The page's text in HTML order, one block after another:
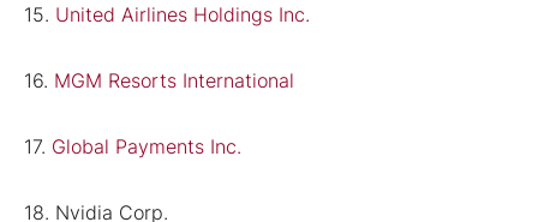
15. United Airlines Holdings Inc.
16. MGM Resorts International
17. Global Payments Inc.
18. Nvidia Corp.